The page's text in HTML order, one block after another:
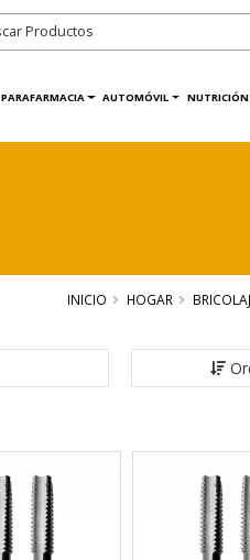
PARAFARMACIA AUTOMÓVIL NUTRICIÓN
INICIO HOGAR